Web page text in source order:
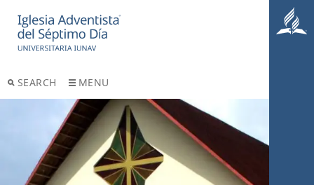
SEARCH MENU